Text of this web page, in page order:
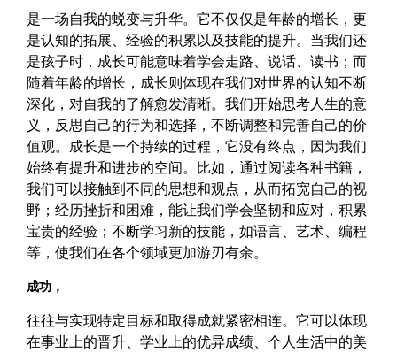
是一场自我的蜕变与升华。它不仅仅是年龄的增长，更
是认知的拓展、经验的积累以及技能的提升。当我们还
是孩子时，成长可能意味着学会走路、说话、读书；而
随着年龄的增长，成长则体现在我们对世界的认知不断
深化，对自我的了解愈发清晰。我们开始思考人生的意
义，反思自己的行为和选择，不断调整和完善自己的价
值观。成长是一个持续的过程，它没有终点，因为我们
始终有提升和进步的空间。比如，通过阅读各种书籍，
我们可以接触到不同的思想和观点，从而拓宽自己的视
野；经历挫折和困难，能让我们学会坚韧和应对，积累
宝贵的经验；不断学习新的技能，如语言、艺术、编程
等，使我们在各个领域更加游刃有余。
成功，
往往与实现特定目标和取得成就紧密相连。它可以体现
在事业上的晋升、学业上的优异成绩、个人生活中的美